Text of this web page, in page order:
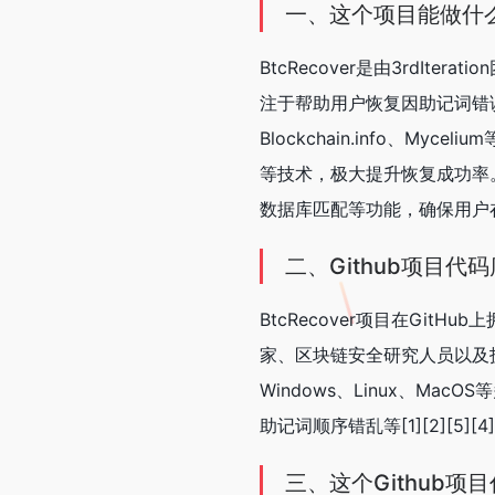
一、这个项目能做什
BtcRecover是由3rdIteration
注于帮助用户恢复因助记词
Blockchain.info、Mycelium
等技术，极大提升恢复成功
数据库匹配等功能，确保用
二、Github项目代
BtcRecover项目在GitHub上
家、区块链安全研究人员以
Windows、Linux、MacOS
助记词顺序错乱等
三、这个Github项目